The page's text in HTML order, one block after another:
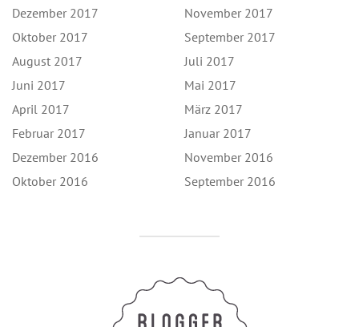
Dezember 2017
November 2017
Oktober 2017
September 2017
August 2017
Juli 2017
Juni 2017
Mai 2017
April 2017
März 2017
Februar 2017
Januar 2017
Dezember 2016
November 2016
Oktober 2016
September 2016